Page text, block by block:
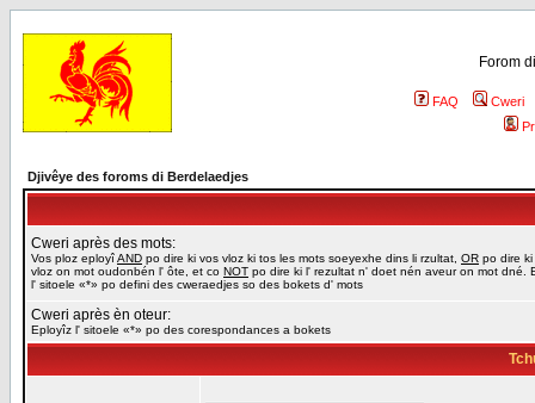
Forom
FAQ
Cweri
Djivêye des foroms di Berdelaedjes
Cweri après des mots:
Vos ploz eployîAND po dire ki vos vloz ki tos les mots soeyexhe dins li rzultat, OR po dire ki
vloz on mot oudonbén l' ôte, et co NOT po dire ki l' rezultat n' doet nén aveur on mot dné.
l' sitoele «*» po defini des cweraedjes so des bokets d' mots
Cweri après èn oteur:
Eployîz l' sitoele «*» po des corespondances a bokets